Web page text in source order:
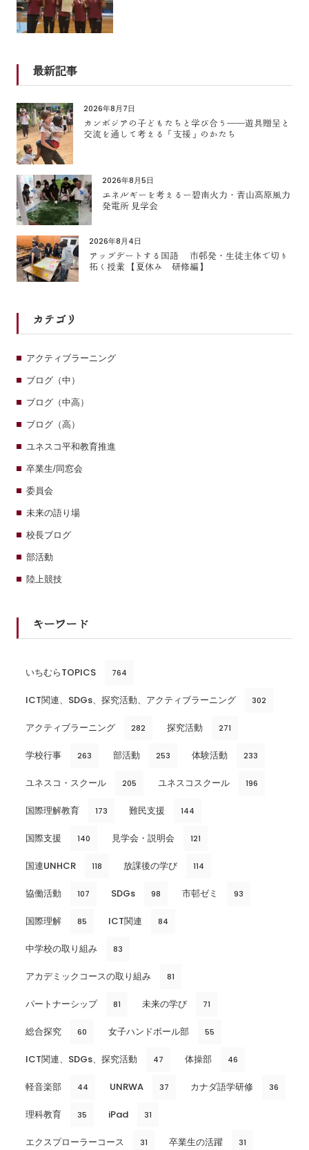
最新記事
2026年8月7日
カンボジアの子どもたちと学び合う――遊具贈呈と
交流を通して考える「支援」のかたち
2026年8月5日
エネルギーを考えるー碧南火力・青山高原風力
発電所 見学会
2026年8月4日
アップデートする国語 市邨発・生徒主体で切り
拓く授業 【夏休み 研修編】
カテゴリ
アクティブラーニング
ブログ（中）
ブログ（中高）
ブログ（高）
ユネスコ平和教育推進
卒業生/同窓会
委員会
未来の語り場
校長ブログ
部活動
陸上競技
キーワード
いちむらTOPICS 764
ICT関連、SDGs、探究活動、アクティブラーニング 302
アクティブラーニング 282 探究活動 271
学校行事 263 部活動 253 体験活動 233
ユネスコ・スクール 205 ユネスコスクール 196
国際理解教育 173 難民支援 144
国際支援 140 見学会・説明会 121
国連UNHCR 118 放課後の学び 114
協働活動 107 SDGs 98 市邨ゼミ 93
国際理解 85 ICT関連 84
中学校の取り組み 83
アカデミックコースの取り組み 81
パートナーシップ 81 未来の学び 71
総合探究 60 女子ハンドボール部 55
ICT関連、SDGs、探究活動 47 体操部 46
軽音楽部 44 UNRWA 37 カナダ語学研修 36
理科教育 35 iPad 31
エクスプローラーコース 31 卒業生の活躍 31